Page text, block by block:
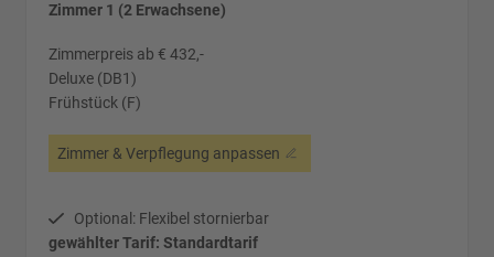
Zimmer 1 (2 Erwachsene)
Zimmerpreis ab € 432,-
Deluxe (DB1)
Frühstück (F)
Zimmer & Verpflegung anpassen
Optional: Flexibel stornierbar
gewählter Tarif: Standardtarif